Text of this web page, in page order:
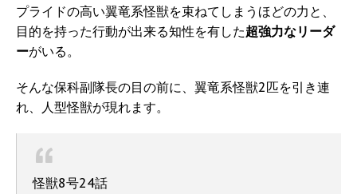
プライドの高い翼竜系怪獣を束ねてしまうほどの力と、
目的を持った行動が出来る知性を有した超強力なリーダ
ーがいる。
そんな保科副隊長の目の前に、翼竜系怪獣2匹を引き連
れ、人型怪獣が現れます。
怪獣8号24話